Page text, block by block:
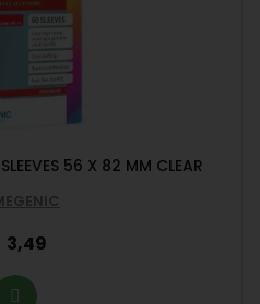
56 X 82 MM CLEAR
3,49